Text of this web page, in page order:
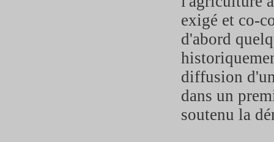
exigé et co-
d'abord
diffusion
dans un
soutenu la